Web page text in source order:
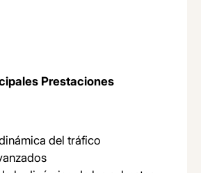
Prestaciones
del tráfico